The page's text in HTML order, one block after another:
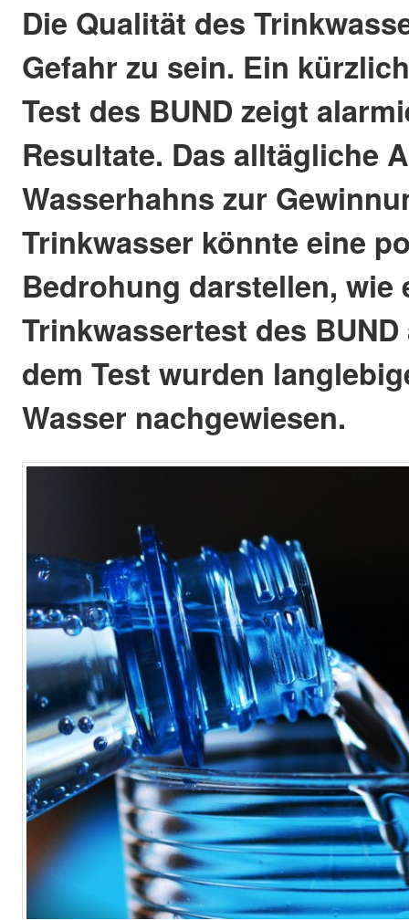
Die Qualität des
Gefahr zu sein. Ein
Test des BUND zeigt
Resultate. Das alltägliche
Wasserhahns zur
Trinkwasser könnte eine
Bedrohung darstellen, wie
Trinkwassertest des
dem Test wurden
Wasser nachgewiesen.